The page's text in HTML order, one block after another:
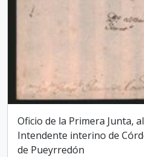
Oficio de la Primera Junta,
Intendente interino de
de Pueyrredón